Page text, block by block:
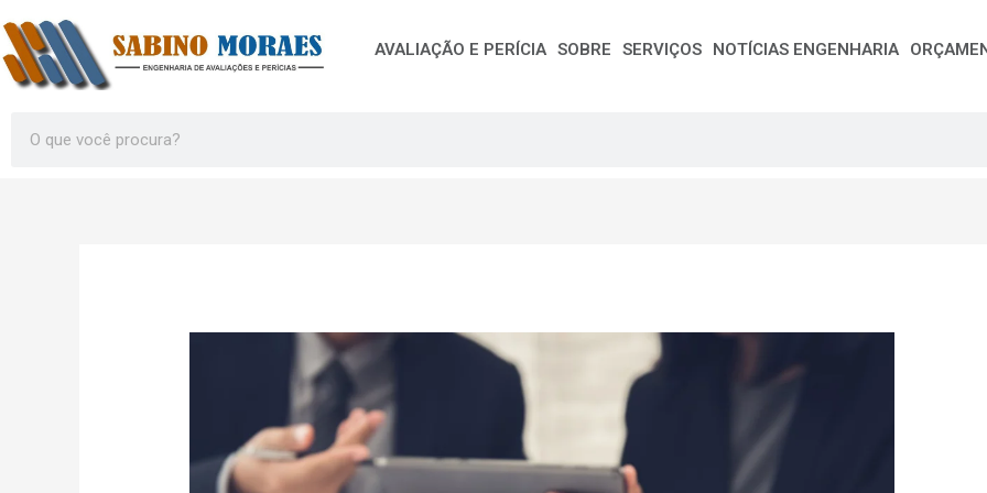
para
o
conteúdo
AVALIAÇÃO E PERÍCIA SOBRE SERVIÇOS NOTÍCIAS ENGENHARIA